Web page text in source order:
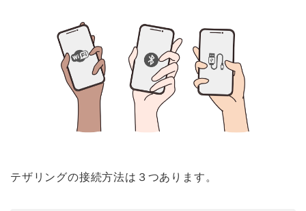
テザリングの接続方法は３つあります。